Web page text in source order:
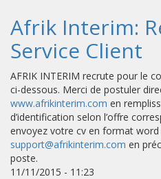
Afrik Interim:
Service Client
AFRIK INTERIM recrute pour le
ci-dessous. Merci de postuler
www.afrikinterim.com en
d’identification selon l’offre
envoyez votre cv en format word
support@afrikinterim.com en
poste.
11/11/2015 - 11:23